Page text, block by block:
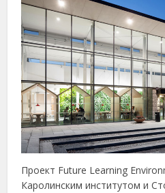
Проект Future Learning
Каролинским институтом и